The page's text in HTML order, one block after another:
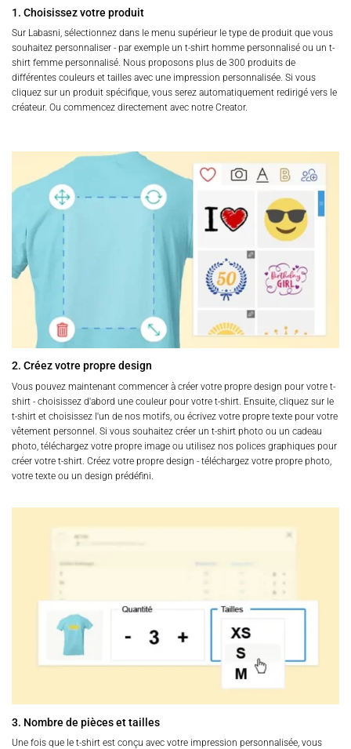
1. Choisissez votre produit
Sur Labasni, sélectionnez dans le menu supérieur le type de produit que vous
souhaitez personnaliser - par exemple un t-shirt homme personnalisé ou un t-
shirt femme personnalisé. Nous proposons plus de 300 produits de
différentes couleurs et tailles avec une impression personnalisée. Si vous
cliquez sur un produit spécifique, vous serez automatiquement redirigé vers le
créateur. Ou commencez directement avec notre Creator.
2. Créez votre propre design
Vous pouvez maintenant commencer à créer votre propre design pour votre t-
shirt - choisissez d'abord une couleur pour votre t-shirt. Ensuite, cliquez sur le
t-shirt et choisissez l'un de nos motifs, ou écrivez votre propre texte pour votre
vêtement personnel. Si vous souhaitez créer un t-shirt photo ou un cadeau
photo, téléchargez votre propre image ou utilisez nos polices graphiques pour
créer votre t-shirt. Créez votre propre design - téléchargez votre propre photo,
votre texte ou un design prédéfini.
3. Nombre de pièces et tailles
Une fois que le t-shirt est conçu avec votre impression personnalisée, vous